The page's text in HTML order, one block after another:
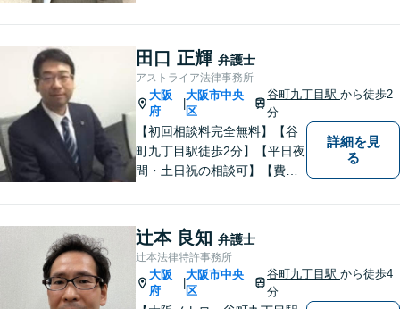
ております。相談にお越しい
ただいた方々が安心して落ち
着いてお話することができる
よう、完全個室をご準備して
おります。どうぞお気軽にご
相談ください。
田口 正輝 弁護士
アストライア法律事務所
大阪
府
|
大阪市中央
区
谷町九丁目駅から徒歩2
分
【初回相談料完全無料】【谷
町九丁目駅徒歩2分】【平日夜
間・土日祝の相談可】【費用
いたします。
詳細を見
る
辻本 良知 弁護士
辻本法律特許事務所
大阪
府
|
大阪市中央
区
谷町九丁目駅から徒歩4
分